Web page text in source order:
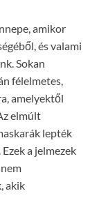
amikor
és valami
Sokan
félelmetes,
amelyektől
elmúlt
lepték
a jelmezek
akik